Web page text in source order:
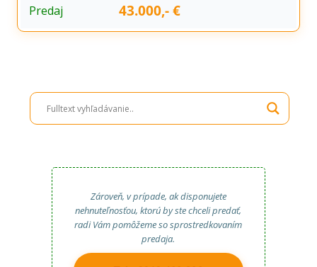
Predaj 43.000,- €
Zároveň, v prípade, ak disponujete
nehnuteľnosťou, ktorú by ste chceli predať,
radi Vám pomôžeme so sprostredkovaním
predaja.